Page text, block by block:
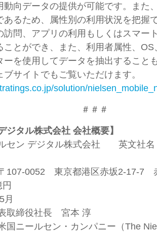
動向データの提供が可能です。また
あるため、属性別の利用状況を把握
訪問、アプリの利用もしくはスマー
とができ、また、利用者属性、 OS
ーを使用してデータを抽出すること
サイトでもご覧いただけます。
solution/
＃＃＃
ジタル株式会社 会社概要】
セン デジタル株式会社 英文社名
107-0052 東京都港区赤坂2-17-7
月
取締役社長 宮本 淳
ニールセン・カンパニー（The